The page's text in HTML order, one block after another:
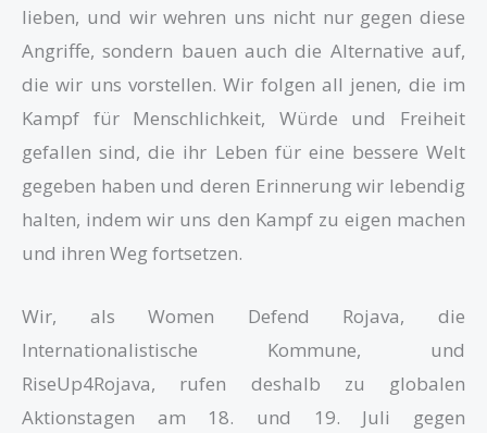
lieben, und wir wehren uns nicht nur gegen diese
Angriffe, sondern bauen auch die Alternative auf,
die wir uns vorstellen. Wir folgen all jenen, die im
Kampf für Menschlichkeit, Würde und Freiheit
gefallen sind, die ihr Leben für eine bessere Welt
gegeben haben und deren Erinnerung wir lebendig
halten, indem wir uns den Kampf zu eigen machen
und ihren Weg fortsetzen.
Wir, als Women Defend Rojava, die
Internationalistische Kommune, und
RiseUp4Rojava, rufen deshalb zu globalen
Aktionstagen am 18. und 19. Juli gegen